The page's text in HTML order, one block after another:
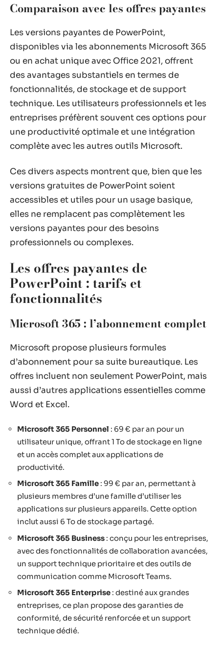
Comparaison avec les offres payantes
Les versions payantes de PowerPoint,
disponibles via les abonnements Microsoft 365
ou en achat unique avec Office 2021, offrent
des avantages substantiels en termes de
fonctionnalités, de stockage et de support
technique. Les utilisateurs professionnels et les
entreprises préfèrent souvent ces options pour
une productivité optimale et une intégration
complète avec les autres outils Microsoft.
Ces divers aspects montrent que, bien que les
versions gratuites de PowerPoint soient
accessibles et utiles pour un usage basique,
elles ne remplacent pas complètement les
versions payantes pour des besoins
professionnels ou complexes.
Les offres payantes de
PowerPoint : tarifs et
fonctionnalités
Microsoft 365 : l’abonnement complet
Microsoft propose plusieurs formules
d’abonnement pour sa suite bureautique. Les
offres incluent non seulement PowerPoint, mais
aussi d’autres applications essentielles comme
Word et Excel.
Microsoft 365 Personnel : 69 € par an pour un
utilisateur unique, offrant 1 To de stockage en ligne
et un accès complet aux applications de
productivité.
Microsoft 365 Famille : 99 € par an, permettant à
plusieurs membres d’une famille d’utiliser les
applications sur plusieurs appareils. Cette option
inclut aussi 6 To de stockage partagé.
Microsoft 365 Business : conçu pour les entreprises,
avec des fonctionnalités de collaboration avancées,
un support technique prioritaire et des outils de
communication comme Microsoft Teams.
Microsoft 365 Enterprise : destiné aux grandes
entreprises, ce plan propose des garanties de
conformité, de sécurité renforcée et un support
technique dédié.